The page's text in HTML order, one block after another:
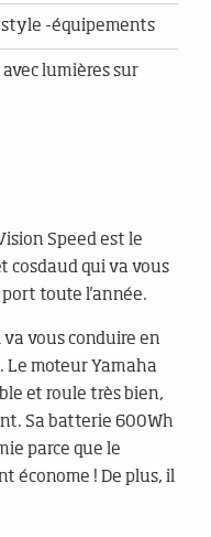
style -équipements
lumières sur
Speed est le
cosdaud qui va vous
port toute l'année.
vous conduire en
Le moteur Yamaha
et roule très bien,
Sa batterie 600Wh
parce que le
économe ! De plus, il